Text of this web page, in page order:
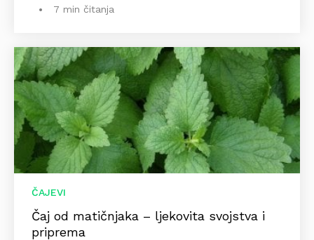
7 min čitanja
ČAJEVI
Čaj od matičnjaka – ljekovita svojstva i
priprema